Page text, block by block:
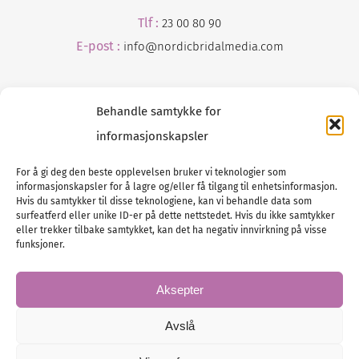
Behandle samtykke for
informasjonskapsler
For å gi deg den beste opplevelsen bruker vi teknologier som
informasjonskapsler for å lagre og/eller få tilgang til enhetsinformasjon.
Hvis du samtykker til disse teknologiene, kan vi behandle data som
surfeatferd eller unike ID-er på dette nettstedet. Hvis du ikke samtykker
eller trekker tilbake samtykket, kan det ha negativ innvirkning på visse
funksjoner.
Aksepter
Avslå
Tlf : 23 00 80 90
E-post : info@nordicbridalmedia.com
Tlf :23 00 80 90
E-post :info@ nordicbridalmedia.com